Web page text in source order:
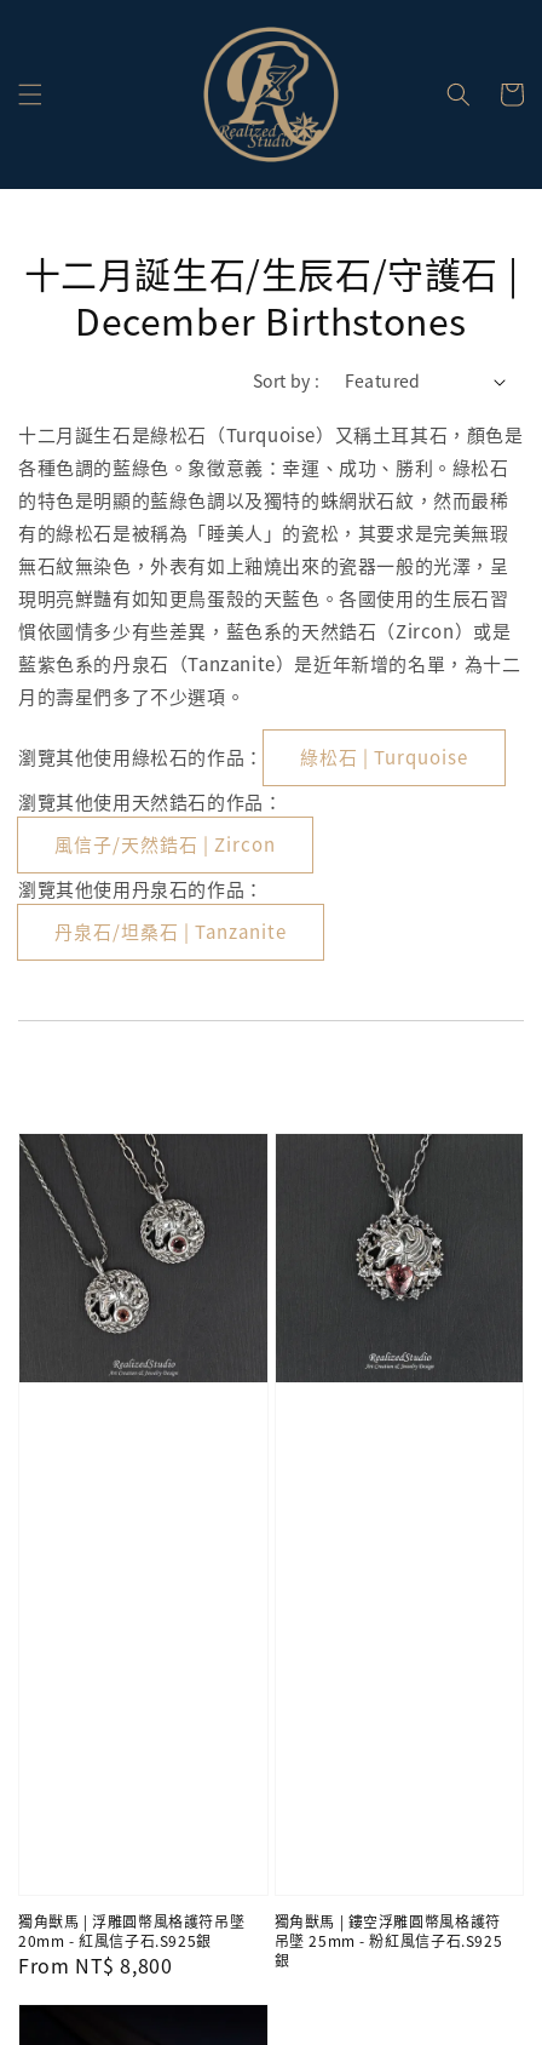
十二月誕生石/生辰石/守護石 |
December Birthstones
Sort by :
十二月誕生石是綠松石（Turquoise）又稱土耳其石，顏色是
各種色調的藍綠色。象徵意義：幸運、成功、勝利。綠松石
的特色是明顯的藍綠色調以及獨特的蛛網狀石紋，然而最稀
有的綠松石是被稱為「睡美人」的瓷松，其要求是完美無瑕
無石紋無染色，外表有如上釉燒出來的瓷器一般的光澤，呈
現明亮鮮豔有如知更鳥蛋殼的天藍色。各國使用的生辰石習
慣依國情多少有些差異，藍色系的天然鋯石（Zircon）或是
藍紫色系的丹泉石（Tanzanite）是近年新增的名單，為十二
月的壽星們多了不少選項。
瀏覽其他使用綠松石的作品：
綠松石 | Turquoise
瀏覽其他使用天然鋯石的作品：
風信子/天然鋯石 | Zircon
瀏覽其他使用丹泉石的作品：
丹泉石/坦桑石 | Tanzanite
獨角獸馬 | 浮雕圓幣風格護符吊墜
20mm - 紅風信子石.S925銀
Regular
From NT$ 8,800
獨角獸馬 | 鏤空浮雕圓幣風格護符
吊墜 25mm - 粉紅風信子石.S925
銀